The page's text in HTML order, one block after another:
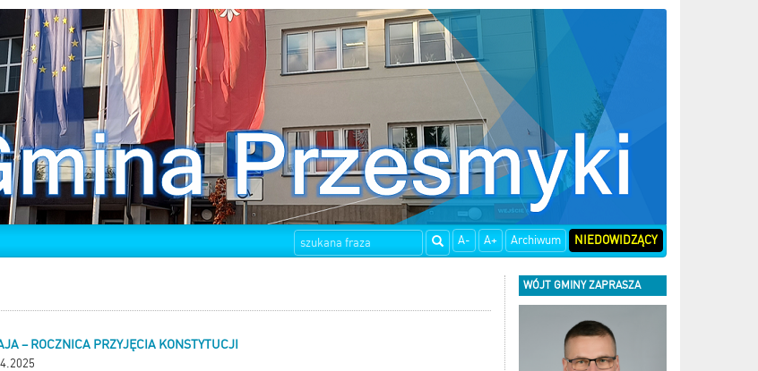
A- A+ Archiwum NIEDOWIDZĄCY
– ROCZNICA PRZYJĘCIA KONSTYTUCJI
WÓJT GMINY ZAPRASZA